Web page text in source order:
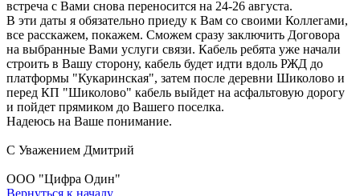
встреча с Вами снова переносится на 24-26 августа.
В эти даты я обязательно приеду к Вам со своими Коллегами,
все расскажем, покажем. Сможем сразу заключить Договора
на выбранные Вами услуги связи. Кабель ребята уже начали
строить в Вашу сторону, кабель будет идти вдоль РЖД до
платформы "Кукаринская", затем после деревни Шиколово и
перед КП "Шиколово" кабель выйдет на асфальтовую дорогу
и пойдет прямиком до Вашего поселка.
Надеюсь на Ваше понимание.
С Уважением Дмитрий
ООО "Цифра Один"
Вернуться к началу